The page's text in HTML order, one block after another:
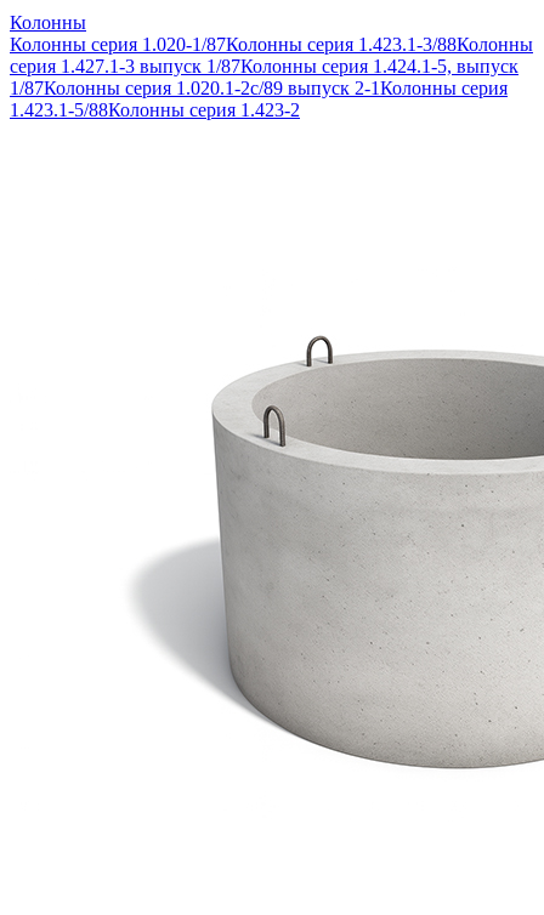
Колонны
Колонны серия 1.020-1/87Колонны серия 1.423.1-3/88Колонны
серия 1.427.1-3 выпуск 1/87Колонны серия 1.424.1-5, выпуск
1/87Колонны серия 1.020.1-2с/89 выпуск 2-1Колонны серия
1.423.1-5/88Колонны серия 1.423-2